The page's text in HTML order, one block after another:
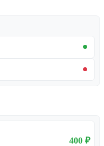
400 ₽